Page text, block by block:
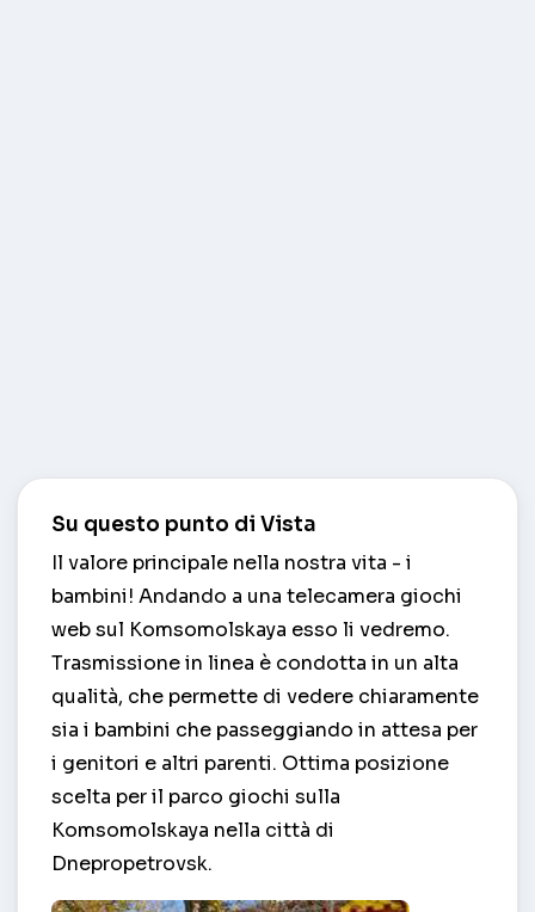
Su questo punto di Vista
Il valore principale nella nostra vita - i
bambini! Andando a una telecamera giochi
web sul Komsomolskaya esso li vedremo.
Trasmissione in linea è condotta in un alta
qualità, che permette di vedere chiaramente
sia i bambini che passeggiando in attesa per
i genitori e altri parenti. Ottima posizione
scelta per il parco giochi sulla
Komsomolskaya nella città di
Dnepropetrovsk.